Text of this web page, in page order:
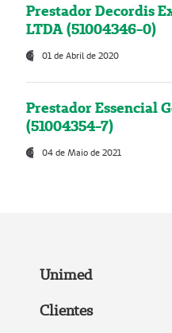
Prestador Decordis
LTDA (51004346-0)
01 de Abril de 2020
Prestador Essencial
(51004354-7)
04 de Maio de 2021
Unimed
Clientes